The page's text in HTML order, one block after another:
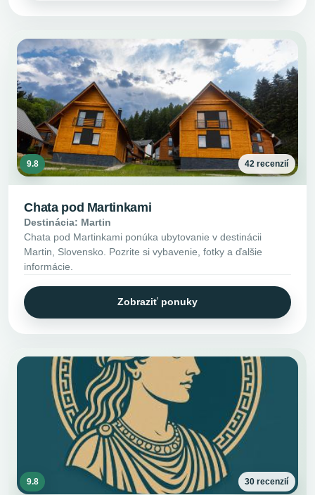
9.8 42 recenzií
Chata pod Martinkami
Destinácia: Martin
Chata pod Martinkami ponúka ubytovanie v destinácii
Martin, Slovensko. Pozrite si vybavenie, fotky a ďalšie
informácie.
Zobraziť ponuky
9.8 30 recenzií